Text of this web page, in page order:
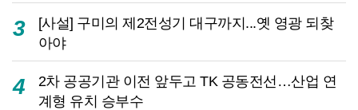
3
[사설] 구미의 제2전성기 대구까지...옛 영광 되찾
아야
4
2차 공공기관 이전 앞두고 TK 공동전선…산업 연
계형 유치 승부수